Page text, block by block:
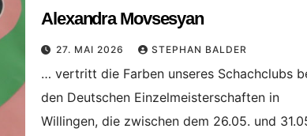
Alexandra Movsesyan
27. MAI 2026 STEPHAN BALDER
… vertritt die Farben unseres Schachclubs
den Deutschen Einzelmeisterschaften in
Willingen, die zwischen dem 26.05. und